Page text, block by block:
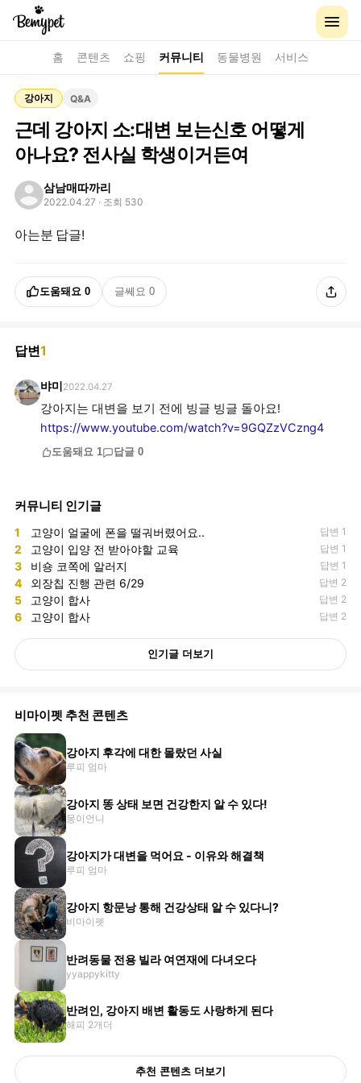
홈 콘텐츠 쇼핑 커뮤니티 동물병원 서비스
강아지 Q&A
근데 강아지 소:대변 보는신호 어떻게
아나요? 전사실 학생이거든여
삼남매따까리
2022.04.27 · 조회 530
아는분 답글!
도움돼요 0 글쎄요 0
답변1
뱌미 2022.04.27
https://www.youtube.com/watch?v=9GQZzVCzng4
도움돼요 1 답글 0
커뮤니티 인기글
1 고양이 얼굴에 폰을 떨궈버렸어요.. 답변 1
2 고양이 입양 전 받아야할 교육 답변 1
3 비숑 코쪽에 알러지 답변 1
4 외장칩 진행 관련 6/29 답변 2
5 고양이 합사 답변 2
6 고양이 합사 답변 2
인기글 더보기
비마이펫 추천 콘텐츠
강아지 후각에 대한 몰랐던 사실
루피 엄마
강아지 똥 상태 보면 건강한지 알 수 있다!
몽이언니
강아지가 대변을 먹어요 - 이유와 해결책
루피 엄마
강아지 항문낭 통해 건강상태 알 수 있다니?
비마이펫
반려동물 전용 빌라 여연재에 다녀오다
yyappykitty
반려인, 강아지 배변 활동도 사랑하게 된다
해피 2개더
추천 콘텐츠 더보기